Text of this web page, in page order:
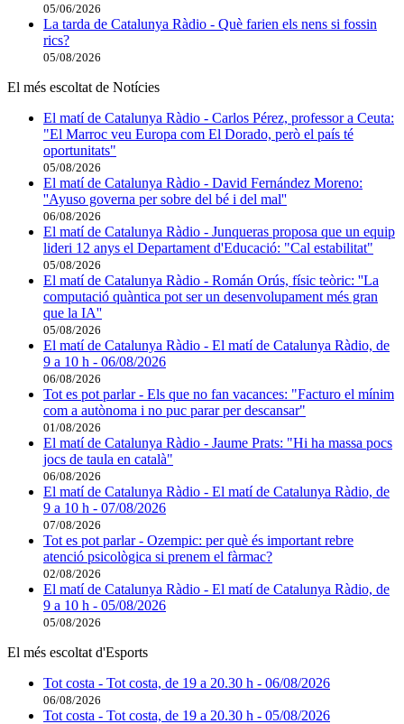
05/06/2026
La tarda de Catalunya Ràdio - Què farien els nens si fossin
rics?
05/08/2026
El més escoltat de Notícies
El matí de Catalunya Ràdio - Carlos Pérez, professor a Ceuta:
"El Marroc veu Europa com El Dorado, però el país té
oportunitats"
05/08/2026
El matí de Catalunya Ràdio - David Fernández Moreno:
''Ayuso governa per sobre del bé i del mal''
06/08/2026
El matí de Catalunya Ràdio - Junqueras proposa que un equip
lideri 12 anys el Departament d'Educació: "Cal estabilitat"
05/08/2026
El matí de Catalunya Ràdio - Román Orús, físic teòric: ''La
computació quàntica pot ser un desenvolupament més gran
que la IA''
05/08/2026
El matí de Catalunya Ràdio - El matí de Catalunya Ràdio, de
9 a 10 h - 06/08/2026
06/08/2026
Tot es pot parlar - Els que no fan vacances: "Facturo el mínim
com a autònoma i no puc parar per descansar"
01/08/2026
El matí de Catalunya Ràdio - Jaume Prats: "Hi ha massa pocs
jocs de taula en català"
06/08/2026
El matí de Catalunya Ràdio - El matí de Catalunya Ràdio, de
9 a 10 h - 07/08/2026
07/08/2026
Tot es pot parlar - Ozempic: per què és important rebre
atenció psicològica si prenem el fàrmac?
02/08/2026
El matí de Catalunya Ràdio - El matí de Catalunya Ràdio, de
9 a 10 h - 05/08/2026
05/08/2026
El més escoltat d'Esports
Tot costa - Tot costa, de 19 a 20.30 h - 06/08/2026
06/08/2026
Tot costa - Tot costa, de 19 a 20.30 h - 05/08/2026